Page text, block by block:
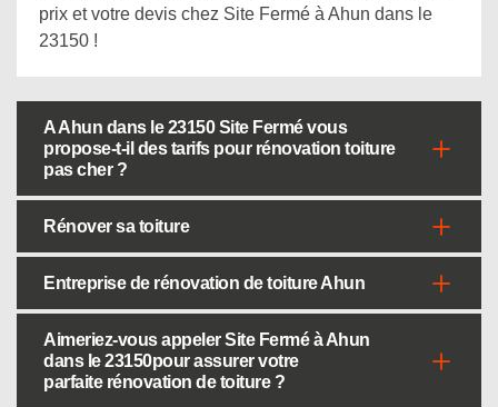
prix et votre devis chez Site Fermé à Ahun dans le
23150 !
A Ahun dans le 23150 Site Fermé vous
propose-t-il des tarifs pour rénovation toiture
pas cher ?
Rénover sa toiture
Entreprise de rénovation de toiture Ahun
Aimeriez-vous appeler Site Fermé à Ahun
dans le 23150pour assurer votre
parfaite rénovation de toiture ?